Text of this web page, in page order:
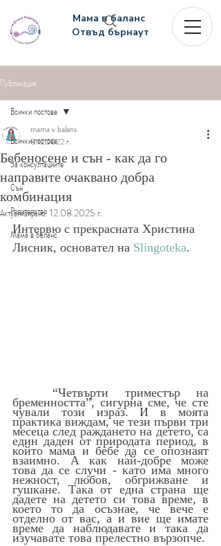
Мама в баланс
Отвъд бърнаут
Публикация
Всички постове
За консултациите
Сън
Родителство
Мама в баланс
Всички постове
Бебеносене и сън - как да го
направите очаквано добра
комбинация
mama v balans
8.12.2022 г.
Актуализирано: 12.08.2025 г.
Интервю с прекрасната Христина
Лисник, основател на Slingoteka.
“Четвърти триместър на
бременността”, сигурна сме, че сте
чували този израз. И в моята
практика виждам, че тези първи три
месеца след раждането на детето, са
един даден от природата период, в
който мама и бебе да се опознаят
взаимно. А как най-добре може
това да се случи - като има много
нежност, любов, обгрижване и
гушкане. Така от една страна ще
дадете на детето си това време, в
което то да осъзнае, че вече е
отделно от вас, а и вие ще имате
време да наблюдавате и така да
изучавате това прелестно вързопче.